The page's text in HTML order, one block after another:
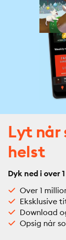
Lyt når
helst
Dyk ned i over
Over 1
Eksklusive
Download
Opsig når